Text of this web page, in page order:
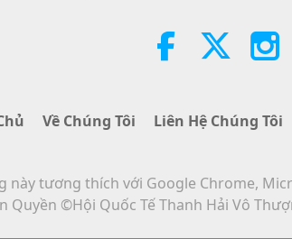
Về Chúng Tôi Liên Hệ Chúng Tôi
này tương thích với Google Chrome,
Quyền ©Hội Quốc Tế Thanh Hải Vô